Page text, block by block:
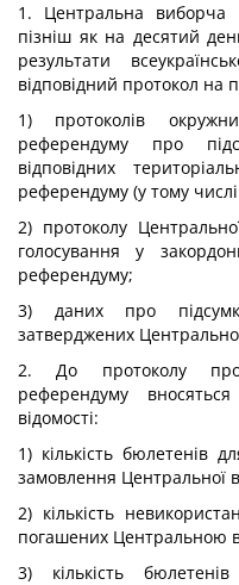
1. Центральна виборча
пізніш як на десятий
результати
відповідний протокол на
1) протоколів
референдуму про
відповідних
референдуму (у тому
2) протоколу
голосування у
референдуму;
3) даних про
затверджених
2. До протоколу про
референдуму
відомості:
1) кількість бюлетенів
замовлення Центральної
2) кількість
погашених Центральною
3) кількість